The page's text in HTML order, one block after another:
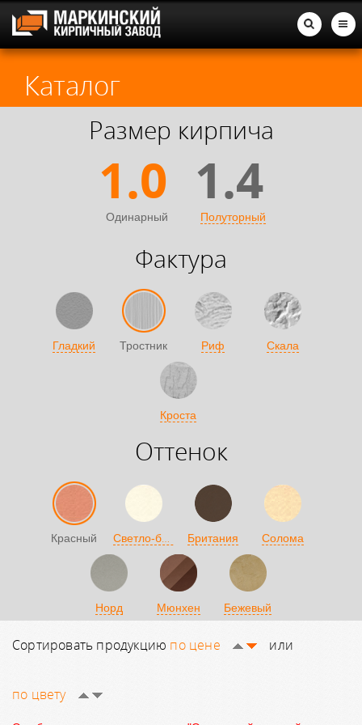
Каталог
Размер кирпича
1.0
Одинарный
1.4
Полуторный
Фактура
Гладкий Тростник Риф Скала
Кроста
Оттенок
Красный Светло-бежевый Британия Солома
Норд Мюнхен Бежевый
Сортировать продукцию по цене или
по цвету